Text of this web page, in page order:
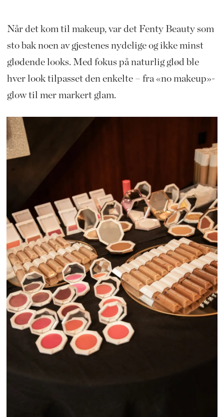
Når det kom til makeup, var det Fenty Beautysom
sto bak noen av gjestenes nydelige og ikke minst
glødende looks. Med fokus på naturlig glød ble
hver look tilpasset den enkelte – fra «no makeup»-
glow til mer markert glam.